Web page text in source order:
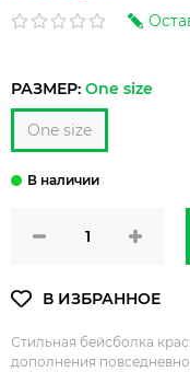
РАЗМЕР: One size
One size
Стильная бейсболка
дополнения